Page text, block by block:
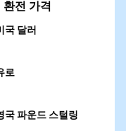
전 가격
달러
로
파운드 스털링